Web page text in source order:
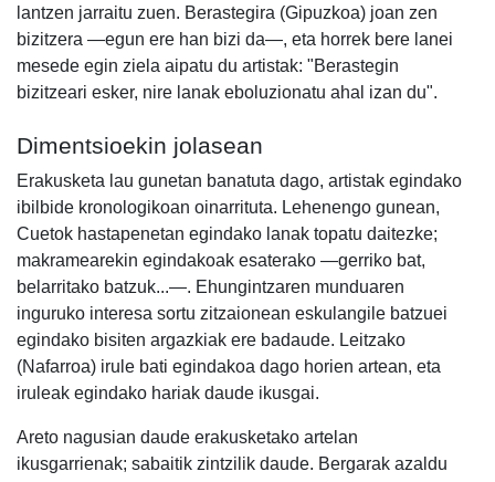
lantzen jarraitu zuen. Berastegira (Gipuzkoa) joan zen
bizitzera —egun ere han bizi da—, eta horrek bere lanei
mesede egin ziela aipatu du artistak: "Berastegin
bizitzeari esker, nire lanak eboluzionatu ahal izan du".
Dimentsioekin jolasean
Erakusketa lau gunetan banatuta dago, artistak egindako
ibilbide kronologikoan oinarrituta. Lehenengo gunean,
Cuetok hastapenetan egindako lanak topatu daitezke;
makramearekin egindakoak esaterako —gerriko bat,
belarritako batzuk...—. Ehungintzaren munduaren
inguruko interesa sortu zitzaionean eskulangile batzuei
egindako bisiten argazkiak ere badaude. Leitzako
(Nafarroa) irule bati egindakoa dago horien artean, eta
iruleak egindako hariak daude ikusgai.
Areto nagusian daude erakusketako artelan
ikusgarrienak; sabaitik zintzilik daude. Bergarak azaldu